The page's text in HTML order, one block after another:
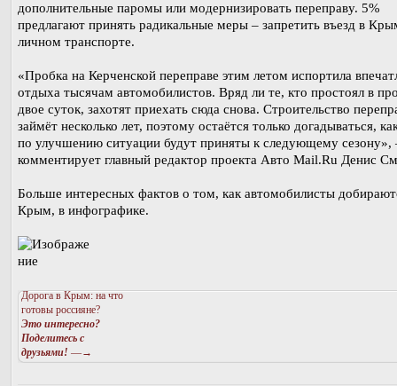
дополнительные паромы или модернизировать переправу. 5%
предлагают принять радикальные меры – запретить въезд в
личном транспорте.
«Пробка на Керченской переправе этим летом испортила
отдыха тысячам автомобилистов. Вряд ли те, кто простоял в
двое суток, захотят приехать сюда снова. Строительство
займёт несколько лет, поэтому остаётся только догадываться,
по улучшению ситуации будут приняты к следующему
комментирует главный редактор проекта Авто Mail.Ru Денис
Больше интересных фактов о том, как автомобилисты
Крым, в инфографике.
Дорога в Крым: на что
готовы россияне?
Это интересно?
Поделитесь с
друзьями! —→